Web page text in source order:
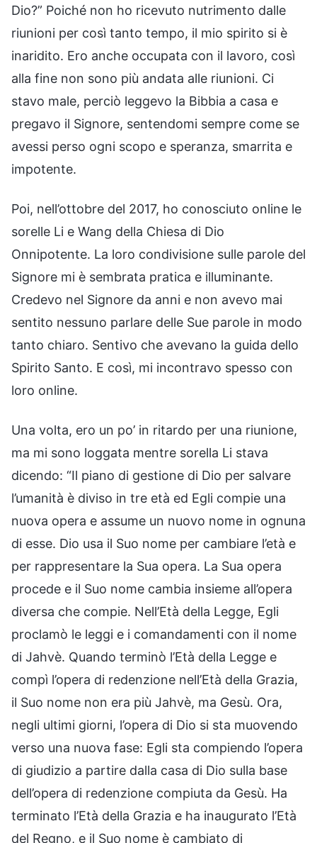
Dio?” Poiché non ho ricevuto nutrimento dalle
riunioni per così tanto tempo, il mio spirito si è
inaridito. Ero anche occupata con il lavoro, così
alla fine non sono più andata alle riunioni. Ci
stavo male, perciò leggevo la Bibbia a casa e
pregavo il Signore, sentendomi sempre come se
avessi perso ogni scopo e speranza, smarrita e
impotente.
Poi, nell’ottobre del 2017, ho conosciuto online le
sorelle Li e Wang della Chiesa di Dio
Onnipotente. La loro condivisione sulle parole del
Signore mi è sembrata pratica e illuminante.
Credevo nel Signore da anni e non avevo mai
sentito nessuno parlare delle Sue parole in modo
tanto chiaro. Sentivo che avevano la guida dello
Spirito Santo. E così, mi incontravo spesso con
loro online.
Una volta, ero un po’ in ritardo per una riunione,
ma mi sono loggata mentre sorella Li stava
dicendo: “Il piano di gestione di Dio per salvare
l’umanità è diviso in tre età ed Egli compie una
nuova opera e assume un nuovo nome in ognuna
di esse. Dio usa il Suo nome per cambiare l’età e
per rappresentare la Sua opera. La Sua opera
procede e il Suo nome cambia insieme all’opera
diversa che compie. Nell’Età della Legge, Egli
proclamò le leggi e i comandamenti con il nome
di Jahvè. Quando terminò l’Età della Legge e
compì l’opera di redenzione nell’Età della Grazia,
il Suo nome non era più Jahvè, ma Gesù. Ora,
negli ultimi giorni, l’opera di Dio si sta muovendo
verso una nuova fase: Egli sta compiendo l’opera
di giudizio a partire dalla casa di Dio sulla base
dell’opera di redenzione compiuta da Gesù. Ha
terminato l’Età della Grazia e ha inaugurato l’Età
del Regno, e il Suo nome è cambiato di